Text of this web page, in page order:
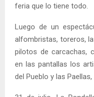
feria que lo tiene todo.
Luego de un
alfombristas, toreros,
pilotos de carcachas,
en las pantallas los
del Pueblo y las